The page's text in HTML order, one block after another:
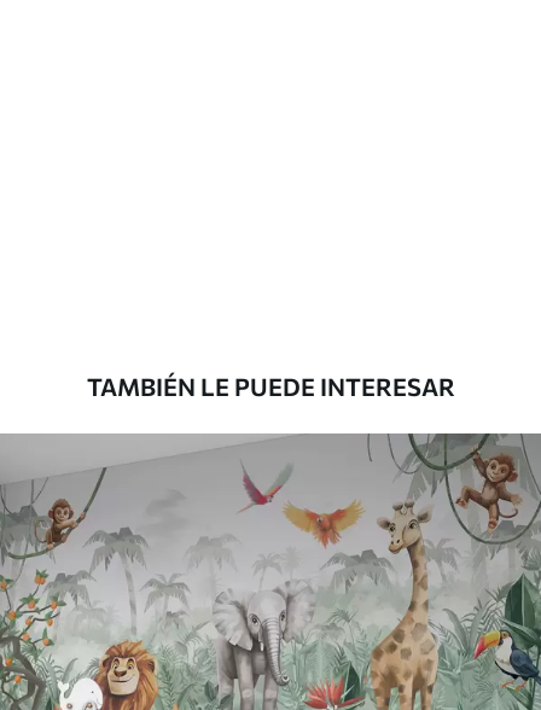
43816.6726290.00$/m²
TAMBIÉN LE PUEDE INTERESAR